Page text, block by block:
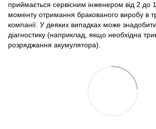
приймається сервісним інженером від 2 до
моменту отримання бракованого виробу в
компанії. У деяких випадках може
діагностику (наприклад, якщо необхідна
розряджання акумулятора).